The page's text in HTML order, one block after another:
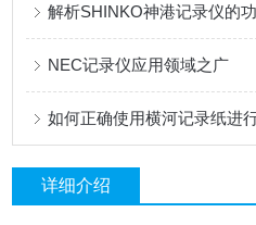
解析SHINKO神港记录仪的
NEC记录仪应用领域之广
如何正确使用横河记录纸进
详细介绍